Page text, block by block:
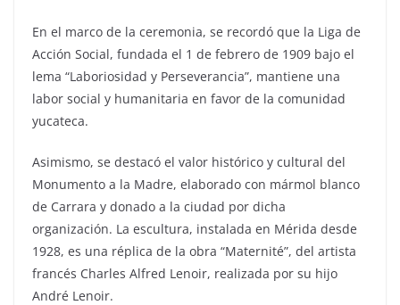
En el marco de la ceremonia, se recordó que la Liga de
Acción Social, fundada el 1 de febrero de 1909 bajo el
lema “Laboriosidad y Perseverancia”, mantiene una
labor social y humanitaria en favor de la comunidad
yucateca.
Asimismo, se destacó el valor histórico y cultural del
Monumento a la Madre, elaborado con mármol blanco
de Carrara y donado a la ciudad por dicha
organización. La escultura, instalada en Mérida desde
1928, es una réplica de la obra “Maternité”, del artista
francés Charles Alfred Lenoir, realizada por su hijo
André Lenoir.